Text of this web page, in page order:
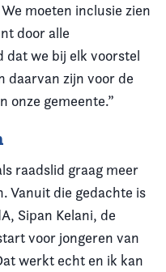
moeten inclusie zien
door alle
dat we bij elk voorstel
daarvan zijn voor de
onze gemeente.”
raadslid graag meer
Vanuit die gedachte is
Sipan Kelani, de
voor jongeren van
werkt echt en ik kan